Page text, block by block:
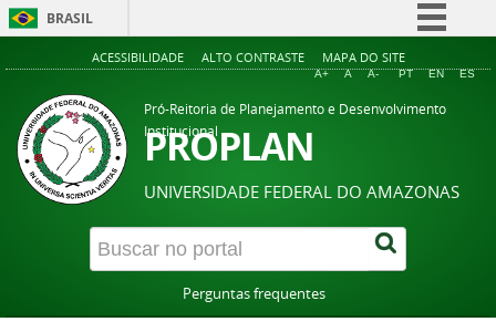
BRASIL
Simplifique!
Acesso à informação
Legislação
Canais
ACESSIBILIDADE ALTO CONTRASTE MAPA DO SITE
A+ A A- PT EN ES
Pró-Reitoria de Planejamento e Desenvolvimento
Institucional
PROPLAN
UNIVERSIDADE FEDERAL DO AMAZONAS
Perguntas frequentes